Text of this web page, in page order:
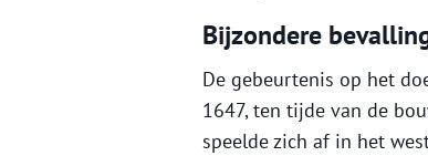
Bijzondere
De gebeurtenis op het
1647, ten tijde van de
speelde zich af in het